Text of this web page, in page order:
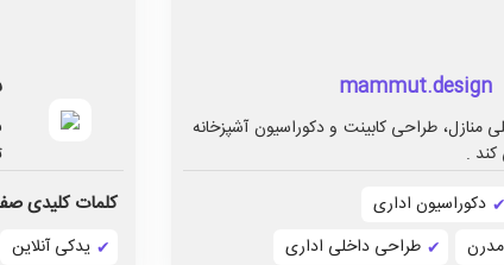
کلمات کلیدی
یدکی آنلاین
mammut.design
منازل، طراحی کابینت و دکوراسیون آشپزخانه
.
دکوراسیون اداری
طراحی داخلی اداری